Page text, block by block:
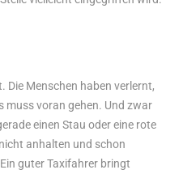
Die Menschen haben verlernt,
muss voran gehen. Und zwar
einen Stau oder eine rote
anhalten und schon
guter Taxifahrer bringt